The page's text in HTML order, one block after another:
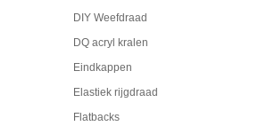
DIY Weefdraad
DQ acryl kralen
Eindkappen
Elastiek rijgdraad
Flatbacks